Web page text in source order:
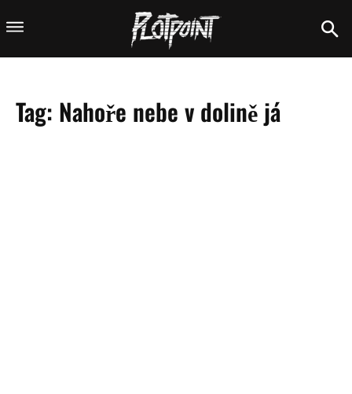
Tag: Nahoře nebe v dolině já